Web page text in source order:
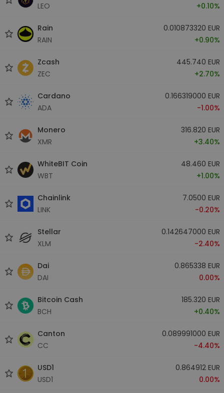
LEO
+0.10%
Rain
RAIN
0.010873320 EUR
+0.90%
Zcash
ZEC
445.740 EUR
+2.70%
Cardano
ADA
0.166319000 EUR
-1.00%
Monero
XMR
316.820 EUR
+3.40%
WhiteBIT Coin
WBT
48.460 EUR
+1.00%
Chainlink
LINK
7.0500 EUR
-0.20%
Stellar
XLM
0.142647000 EUR
-2.40%
Dai
DAI
0.865338 EUR
0.00%
Bitcoin Cash
BCH
185.320 EUR
+0.40%
Canton
CC
0.089991000 EUR
-4.40%
USD1
USD1
0.864912 EUR
0.00%